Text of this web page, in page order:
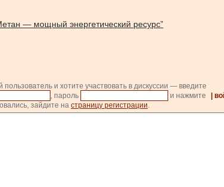
— мощный энергетический ресурс”
и хотите участвовать в дискуссии — введите
, пароль и нажмите |
зайдите на страницу регистрации.